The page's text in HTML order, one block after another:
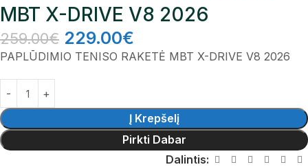
MBT X-DRIVE V8 2026
259.00€ 229.00€
PAPLŪDIMIO TENISO RAKETĖ MBT X-DRIVE V8 2026
Į Krepšelį
Pirkti Dabar
Dalintis: